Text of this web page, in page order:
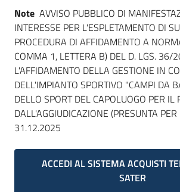
Note AVVISO PUBBLICO DI
INTERESSE PER L'ESPLETAMENTO DI
PROCEDURA DI AFFIDAMENTO A
COMMA 1, LETTERA B) DEL D. LGS. 36/
L'AFFIDAMENTO DELLA GESTIONE IN
DELL'IMPIANTO SPORTIVO "CAMPI DA
DELLO SPORT DEL CAPOLUOGO PER IL
DALL'AGGIUDICAZIONE (PRESUNTA
31.12.2025
ACCEDI AL SISTEMA ACQUISTI
SATER